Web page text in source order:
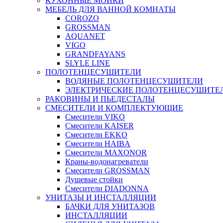
МЕБЕЛЬ ДЛЯ ВАННОЙ КОМНАТЫ
COROZO
GROSSMAN
AQUANET
VIGO
GRANDFAYANS
SLYLE LINE
ПОЛОТЕНЦЕСУШИТЕЛИ
ВОДЯНЫЕ ПОЛОТЕНЦЕСУШИТЕЛИ
ЭЛЕКТРИЧЕСКИЕ
РАКОВИНЫ И ПЬЕДЕСТАЛЫ
СМЕСИТЕЛИ И КОМПЛЕКТУЮЩИЕ
Смесители VIKO
Смесители KAISER
Смесители EKKO
Смесители HAIBA
Смесители MAXONOR
Краны-водонагреватели
Смесители GROSSMAN
Душевые стойки
Смесители DIADONNA
УНИТАЗЫ И ИНСТАЛЛЯЦИИ
БАЧКИ ДЛЯ УНИТАЗОВ
ИНСТАЛЛЯЦИИ